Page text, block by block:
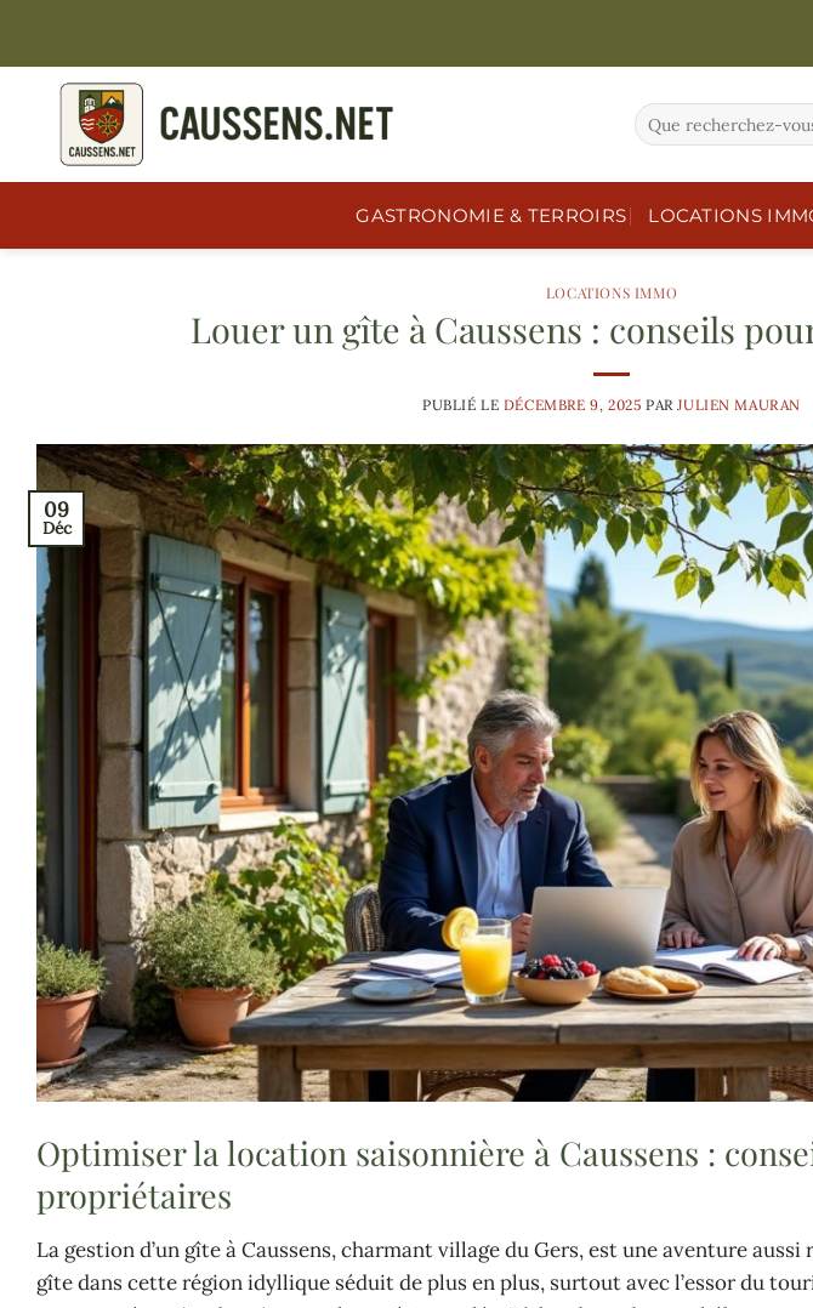
contenu
GASTRONOMIE & TERROIRS LOCATIONS
LOCATIONS IMMO
Louer un gîte à Caussens : conseils
PUBLIÉ LE DÉCEMBRE 9, 2025 PARJULIEN MAURAN
09
Déc
Optimiser la location saisonnière à Caussens :
propriétaires
La gestion d’un gîte à Caussens, charmant village du Gers, est une aventure
gîte dans cette région idyllique séduit de plus en plus, surtout avec l’essor du